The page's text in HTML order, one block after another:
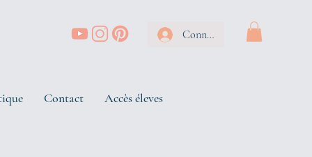
Connexion
Contact Accès éleves